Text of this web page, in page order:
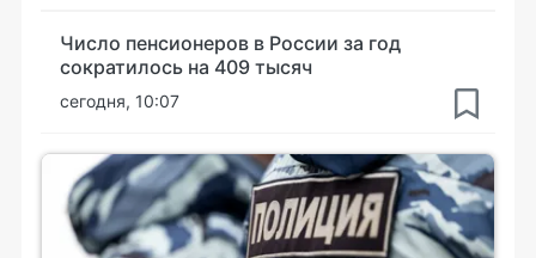
Число пенсионеров в России за год
сократилось на 409 тысяч
сегодня, 10:07